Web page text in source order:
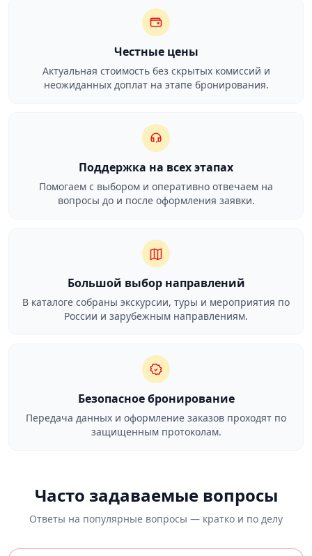
Честные цены
Актуальная стоимость без скрытых комиссий и
неожиданных доплат на этапе бронирования.
Поддержка на всех этапах
Помогаем с выбором и оперативно отвечаем на
вопросы до и после оформления заявки.
Большой выбор направлений
В каталоге собраны экскурсии, туры и мероприятия по
России и зарубежным направлениям.
Безопасное бронирование
Передача данных и оформление заказов проходят по
защищенным протоколам.
Часто задаваемые вопросы
Ответы на популярные вопросы — кратко и по делу